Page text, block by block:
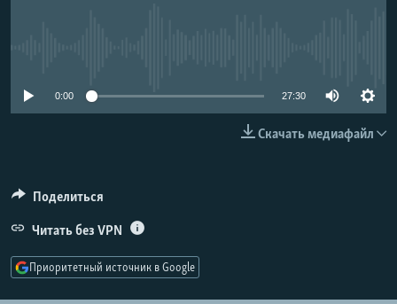
СОЦИАЛЬНЫЕ СЕТИ
0:00 27:30
Скачать медиафайл
Поделиться
Читать без VPN
Приоритетный источник в Google